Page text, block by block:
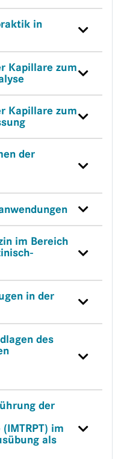
in
Kapillare zum
Kapillare zum
der
im Bereich
in der
des
der
im
als